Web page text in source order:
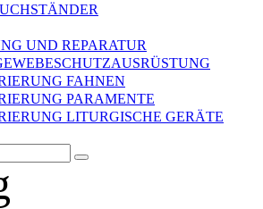
UND REPARATUR
FAHNEN
PARAMENTE
LITURGISCHE GERÄTE
Senden